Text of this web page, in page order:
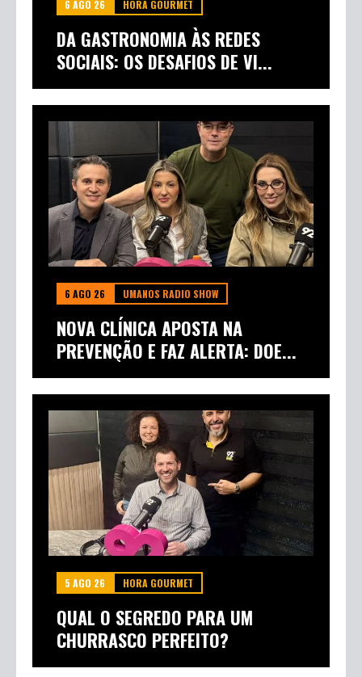
6 AGO 26 HORA GOURMET
DA GASTRONOMIA ÀS REDES
SOCIAIS: OS DESAFIOS DE VI...
6 AGO 26 UMANOS RADIO SHOW
NOVA CLÍNICA APOSTA NA
PREVENÇÃO E FAZ ALERTA: DOE...
5 AGO 26 HORA GOURMET
QUAL O SEGREDO PARA UM
CHURRASCO PERFEITO?